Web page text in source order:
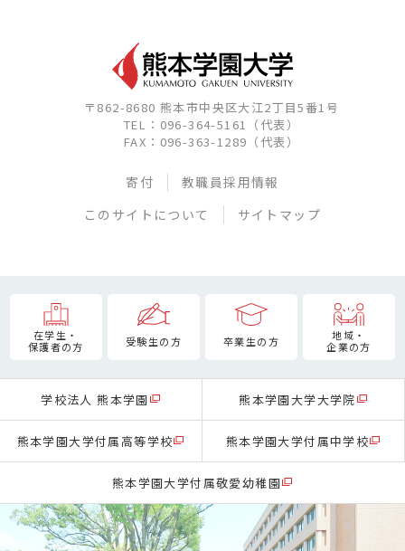
〒862-8680 熊本市中央区大江2丁目5番1号
TEL：096-364-5161（代表）
FAX：096-363-1289（代表）
寄付
教職員採用情報
このサイトについて
サイトマップ
在学生・
保護者の方
受験生の方 卒業生の方
地域・
企業の方
学校法人 熊本学園 熊本学園大学大学院
熊本学園大学付属高等学校 熊本学園大学付属中学校
熊本学園大学付属敬愛幼稚園